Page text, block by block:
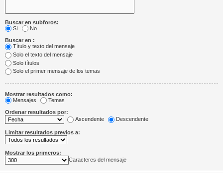
Buscar en subforos:
Sí
No
Buscar en :
Título y texto del mensaje
Solo el texto del mensaje
Solo títulos
Solo el primer mensaje de los temas
Mostrar resultados como:
Mensajes
Temas
Ordenar resultados por:
Ascendente
Descendente
Limitar resultados previos a:
Mostrar los primeros:
Caracteres del mensaje